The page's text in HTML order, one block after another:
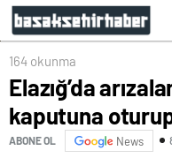
164 okunma
Elazığ’da
kaputuna
ABONE OL News